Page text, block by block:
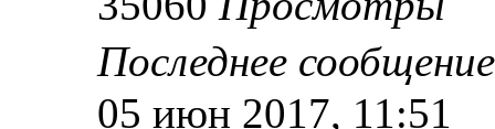
Последнее
05 июн 2017, 11:51